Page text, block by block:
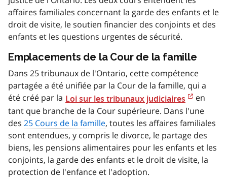
affaires familiales concernant la garde des enfants et le
droit de visite, le soutien financier des conjoints et des
enfants et les questions urgentes de sécurité.
Emplacements de la Cour de la famille
Dans 25 tribunaux de l'Ontario, cette compétence
partagée a été unifiée par la Cour de la famille, qui a
été créé par la Loi sur les tribunaux judiciaires
en
tant que branche de la Cour supérieure. Dans l'une
des 25 Cours de la famille, toutes les affaires familiales
sont entendues, y compris le divorce, le partage des
biens, les pensions alimentaires pour les enfants et les
conjoints, la garde des enfants et le droit de visite, la
protection de l'enfance et l'adoption.